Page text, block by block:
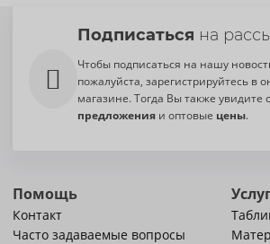
Подписаться на
Чтобы подписаться на нашу
пожалуйста, зарегистрируйтесь в
магазине. Тогда Вы также увидите
предложения и оптовые цены.
Помощь
Контакт
Часто задаваемые вопросы